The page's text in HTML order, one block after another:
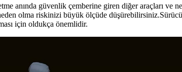
anında güvenlik çemberine giren diğer araçları ve
olma riskinizi büyük ölçüde
için oldukça önemlidir.